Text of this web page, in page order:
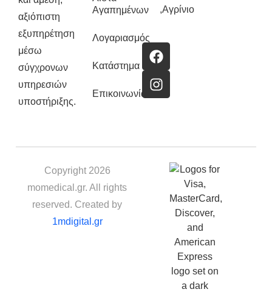
αξιόπιστη
εξυπηρέτηση
μέσω
σύγχρονων
υπηρεσιών
υποστήριξης.
Αγαπημένων
Λογαριασμός
Κατάστημα
Επικοινωνία
,Αγρίνιο
Copyright 2026
momedical.gr. All rights
reserved. Created by
1mdigital.gr